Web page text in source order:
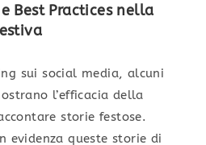
Best Practices nella
sui social media, alcuni
l’efficacia della
storie festose.
evidenza queste storie di